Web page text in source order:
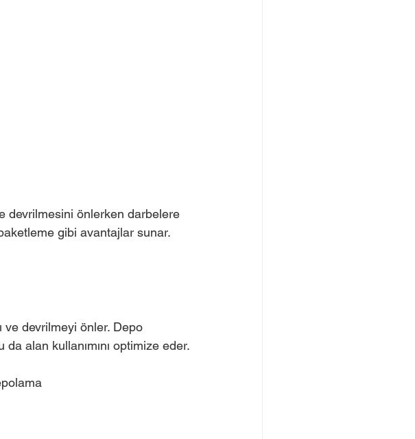
devrilmesini önlerken darbelere
gibi avantajlar sunar.
ve devrilmeyi önler. Depo
alan kullanımını optimize eder.